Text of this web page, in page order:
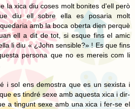
la xica diu coses molt bonites d'ell però
diu ell sobre ella es posaria molt
amb la boca oberta dien perquè
ell a dit de tot, si esque fins el amic
li diu « ¿John sensible?» ! Es que fins
persona que no es mereis com li
i sol ens demostra que es un sexista i
es tindré sexe amb aquesta xica i dir-
a tingunt sexe amb una xica i fer-se el